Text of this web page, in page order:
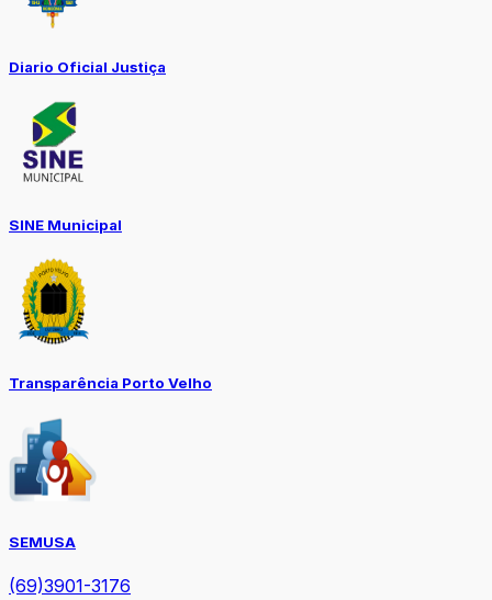
Diario Oficial Justiça
SINE Municipal
Transparência Porto Velho
SEMUSA
(69)3901-3176